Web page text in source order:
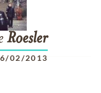
Roesler
02/2013